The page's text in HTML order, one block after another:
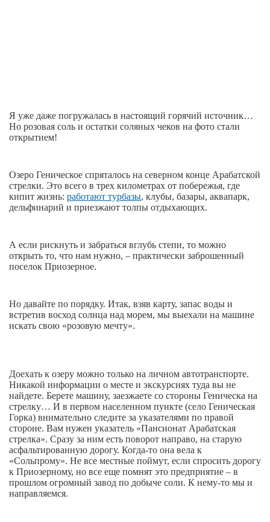
Я уже даже погружалась в настоящий горячий источник…
Но розовая соль и остатки соляных чеков на фото стали
открытием!
Озеро Геническое спряталось на северном конце Арабатской
стрелки. Это всего в трех километрах от побережья, где
кипит жизнь: работают турбазы, клубы, базары, аквапарк,
дельфинарий и приезжают толпы отдыхающих.
А если рискнуть и забраться вглубь степи, то можно
открыть то, что нам нужно, – практически заброшенный
поселок Приозерное.
Но давайте по порядку. Итак, взяв карту, запас воды и
встретив восход солнца над морем, мы выехали на машине
искать свою «розовую мечту».
Доехать к озеру можно только на личном автотранспорте.
Никакой информации о месте и экскурсиях туда вы не
найдете. Берете машину, заезжаете со стороны Геническа на
стрелку… И в первом населенном пункте (село Геническая
Горка) внимательно следите за указателями по правой
стороне. Вам нужен указатель «Пансионат Арабатская
стрелка». Сразу за ним есть поворот направо, на старую
асфальтированную дорогу. Когда-то она вела к
«Сольпрому». Не все местные поймут, если спросить дорогу
к Приозерному, но все еще помнят это предприятие – в
прошлом огромный завод по добыче соли. К нему-то мы и
направляемся.